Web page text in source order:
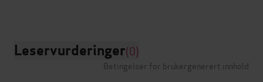
Leservurderinger(0)
Betingelser for brukergenerert innhold